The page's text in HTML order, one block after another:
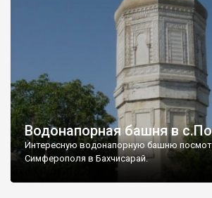
Водонапорная башня в
Интересную водонапорную башню
Симферополя в Бахчисарай.